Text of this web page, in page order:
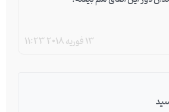
13 فوریه 2018 11:23